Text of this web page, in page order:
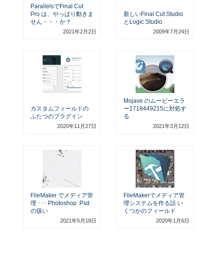
ParallelsでFinal Cut
Pro は、やっぱり動きま
せん・・・か？
2021年2月2日
新しいFinal Cut Studio
とLogic Studio
2009年7月24日
カスタムフィールドの
ふたつのプラグイン
2020年11月27日
Mojave のムービーエラ
ー1718449215に対処す
る
2021年3月12日
FileMaker でメディア管
理 ･･･ Photoshop .psd
の扱い
2021年5月18日
FileMakerでメディア管
理システムを作る話 い
くつかのフィールド
2020年1月6日